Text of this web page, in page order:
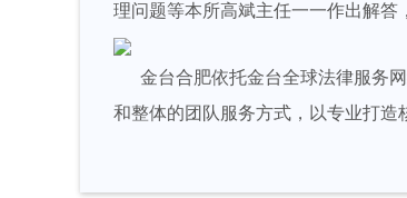
理问题等本所高斌主任一一作出解答
金台合肥依托金台全球法律服务网
和整体的团队服务方式，以专业打造